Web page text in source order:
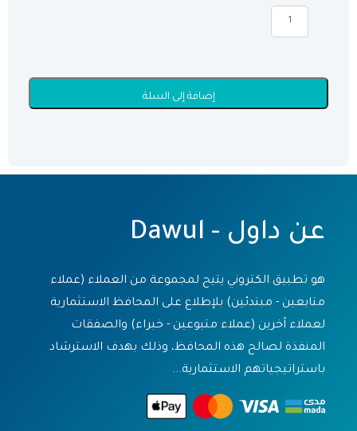
إضافة إلى السلة
عن داول - Dawul
هو تطبيق الكتروني يتيح لمجموعة من العملاء (عملاء
متابعين - مبتدئين) بلإطلاع على المحافظ الاستثمارية
لعملاء آخرين (عملاء متبوعين - خبراء) والصفقات
المنفذة لصالح هذه المحافظ، وذلك بهدف الاسترشاد
باستراتيجياتهم الاستثمارية...